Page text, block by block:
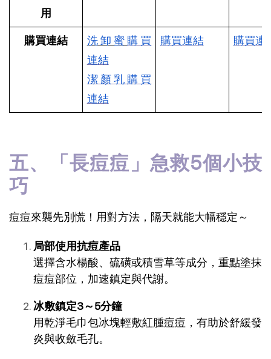
用
購買連結 洗卸蜜 購買
連結
潔顏乳購買
連結
購買連結 購買連
五、「長痘痘」急救5個小技
巧
痘痘來襲先別慌！用對方法，隔天就能大幅穩定～
局部使用抗痘產品
選擇含水楊酸、硫磺或積雪草等成分，重點塗抹
痘痘部位，加速鎮定與代謝。
冰敷鎮定3～5分鐘
用乾淨毛巾包冰塊輕敷紅腫痘痘，有助於舒緩發
炎與收斂毛孔。